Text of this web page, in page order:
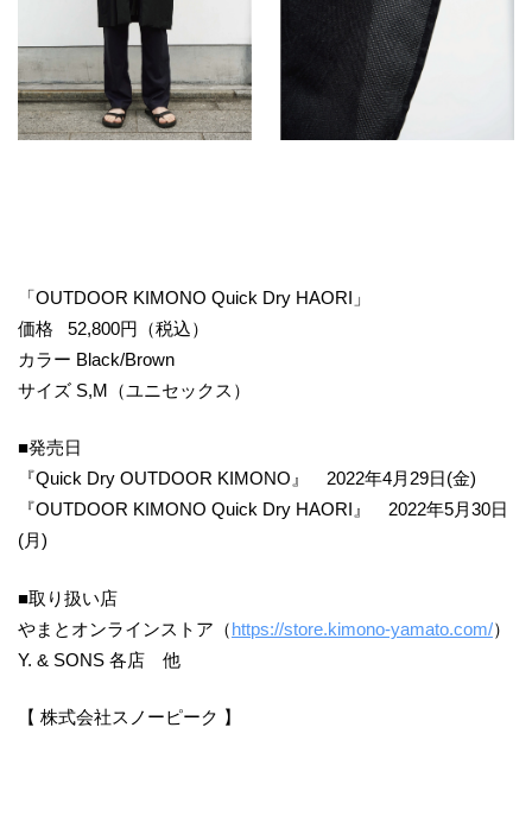
「OUTDOOR KIMONO Quick Dry HAORI」
価格 52,800円（税込）
カラー Black/Brown
サイズ S,M（ユニセックス）
■発売日
『Quick Dry OUTDOOR KIMONO』 2022年4月29日(金)
『OUTDOOR KIMONO Quick Dry HAORI』 2022年5月30日
(月)
■取り扱い店
やまとオンラインストア（https://store.kimono-yamato.com/）
Y. & SONS 各店 他
【 株式会社スノーピーク 】